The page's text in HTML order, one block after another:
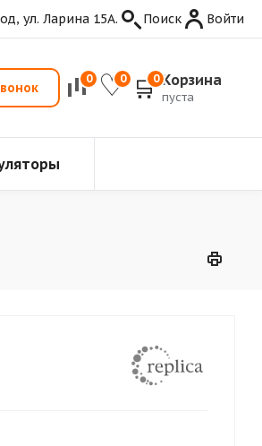
ул. Ларина 15А. Поиск Войти
0 0 0 Корзина
пуста